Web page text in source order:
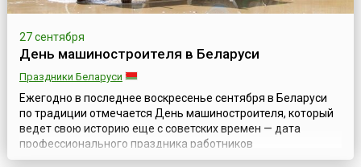
27 сентября
День машиностроителя в Беларуси
Праздники Беларуси
Ежегодно в последнее воскресенье сентября в Беларуси
по традиции отмечается День машиностроителя, который
ведет свою историю еще с советских времен — дата
профессионального праздника работников
машиностроения закреплена Указом Президиума